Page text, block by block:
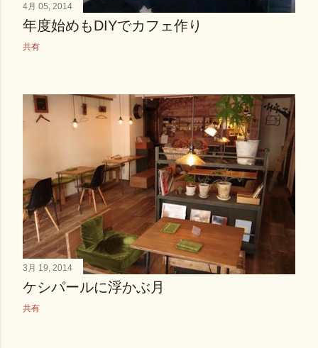
4月 05, 2014
年度始めもDIYでカフェ作り
共有
3月 19, 2014
ケシパールに浮かぶ月
共有